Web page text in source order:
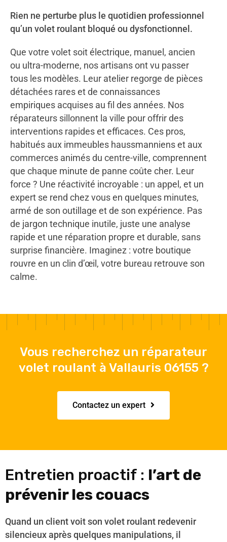
Rien ne perturbe plus le quotidien professionnel
qu’un volet roulant bloqué ou dysfonctionnel.
Que votre volet soit électrique, manuel, ancien
ou ultra-moderne, nos artisans ont vu passer
tous les modèles. Leur atelier regorge de pièces
détachées rares et de connaissances
empiriques acquises au fil des années. Nos
réparateurs sillonnent la ville pour offrir des
interventions rapides et efficaces. Ces pros,
habitués aux immeubles haussmanniens et aux
commerces animés du centre-ville, comprennent
que chaque minute de panne coûte cher. Leur
force ? Une réactivité incroyable : un appel, et un
expert se rend chez vous en quelques minutes,
armé de son outillage et de son expérience. Pas
de jargon technique inutile, juste une analyse
rapide et une réparation propre et durable, sans
surprise financière. Imaginez : votre boutique
rouvre en un clin d’œil, votre bureau retrouve son
calme.
Vous recherchez un réparateur
volet roulant à Vallauris 06155 ?
Contactez un expert
Entretien proactif : l’art de
prévenir les couacs
Quand un client voit son volet roulant redevenir
silencieux après quelques manipulations, il